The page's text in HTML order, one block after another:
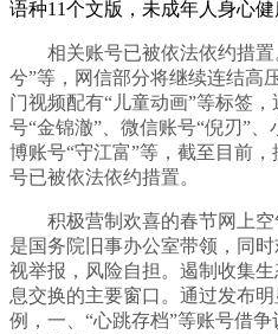
语种11个文版，未成年人身心健
相关账号已被依法依约措置
兮”等，网信部分将继续连结高
门视频配有“儿童动画”等标签
号“金锦澈”、微信账号“倪刃”、
博账号“守江富”等，截至目前
号已被依法依约措置。
积极营制欢喜的春节网上空
是国务院旧事办公室带领，同
视举报，风险自担。遏制收集
息交换的主要窗口。通过发布
例，一、“心跳存档”等账号借